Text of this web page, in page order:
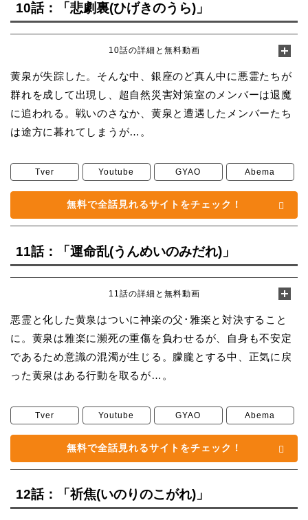
10話：「悲劇裏(ひげきのうら)」
10話の詳細と無料動画
黄泉が失踪した。そんな中、銀座のど真ん中に悪霊たちが
群れを成して出現し、超自然災害対策室のメンバーは退魔
に追われる。戦いのさなか、黄泉と遭遇したメンバーたち
は途方に暮れてしまうが…。
Tver Youtube GYAO Abema
無料で全話見れるサイトをチェック！
11話：「運命乱(うんめいのみだれ)」
11話の詳細と無料動画
悪霊と化した黄泉はついに神楽の父･雅楽と対決すること
に。黄泉は雅楽に瀕死の重傷を負わせるが、自身も不安定
であるため意識の混濁が生じる。朦朧とする中、正気に戻
った黄泉はある行動を取るが…。
Tver Youtube GYAO Abema
無料で全話見れるサイトをチェック！
12話：「祈焦(いのりのこがれ)」